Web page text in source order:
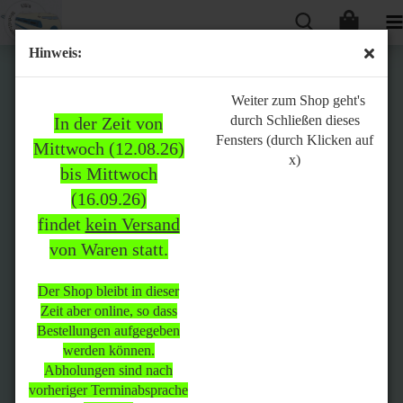
Hinweis:
In der Zeit von
Mittwoch (12.08.26)
bis Mittwoch
(16.09.26)
findet kein Versand
von Waren statt.
Der Shop bleibt in dieser
Zeit aber online, so dass
Bestellungen aufgegeben
werden können.
Abholungen sind nach
vorheriger Terminabsprache
Weiter zum Shop geht's
durch Schließen dieses
Fensters (durch Klicken auf
x)
Bitte
beachten:
In der Zeit von Mittwoch
(12.08.26) bis Mittwoch
(16.09.26)
statt.
Der Shop bleibt in dieser Zeit
aber online, so dass
Bestellungen aufgegeben
werden können.